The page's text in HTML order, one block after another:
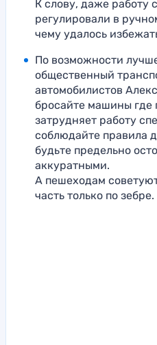
К слову, даже работу
регулировали в
чему удалось
По возможности
общественный
автомобилистов
бросайте машины где
затрудняет работу
соблюдайте правила
будьте предельно
аккуратными.
А пешеходам
часть только по зебре.